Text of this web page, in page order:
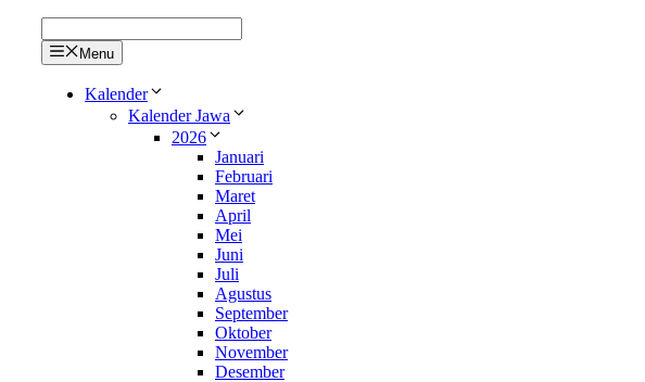
Menu
Kalender
Kalender Jawa
2026
Januari
Februari
Maret
April
Mei
Juni
Juli
Agustus
September
Oktober
November
Desember